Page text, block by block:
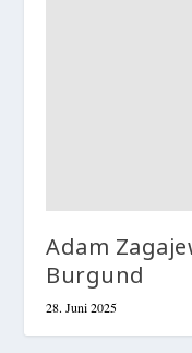
Adam
Burgund
28. Juni 2025